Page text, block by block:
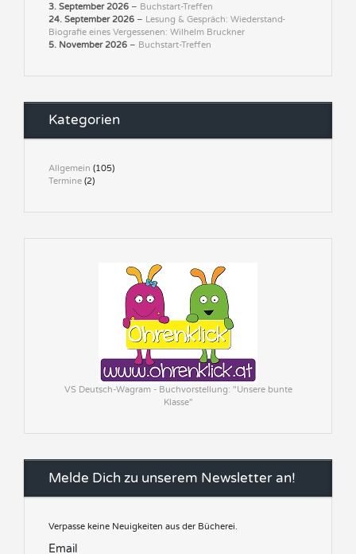
3. September 2026 – Buchstart-Treffen
24. September 2026 – Lesung & Gespräch: Wiederstand-
Biografie eines Vergessenen: Wilhelm Bruckner
5. November 2026 – Buchstart-Treffen
Kategorien
Allgemein (105)
Termine (2)
VS Deutsch-Wagram - Buchvorstellung: "Unsere bunte
Klasse"
Melde Dich zu unserem Newsletter an!
Verpasse keine Neuigkeiten aus der Bücherei.
Email